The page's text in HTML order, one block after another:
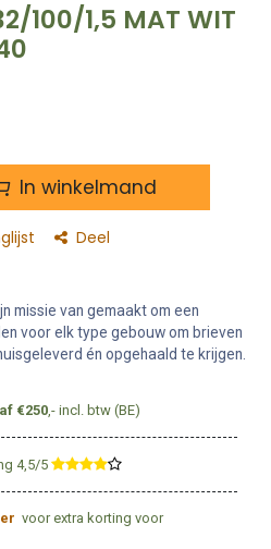
100/1,5 MAT WIT
In winkelmand
Deel
missie van gemaakt om een
voor elk type gebouw om brieven
én opgehaald te krijgen.
€250,- incl. btw (BE)
4,5/5 ​
voor extra korting voor